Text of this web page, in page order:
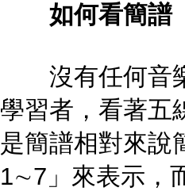
如何看簡譜
沒有任何音樂
學習者，看著五
是簡譜相對來說
1∼7」來表示，